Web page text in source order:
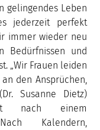
gelingendes Leben
jederzeit perfekt
immer wieder neu
Bedürfnissen und
„Wir Frauen leiden
den Ansprüchen,
Susanne Dietz)
nach einem
Kalendern,